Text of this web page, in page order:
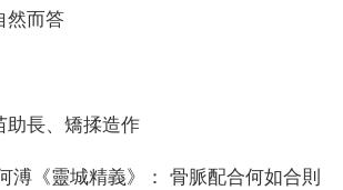
然而答
助長、矯揉造作
溥《靈城精義》： 骨脈配合何如合則